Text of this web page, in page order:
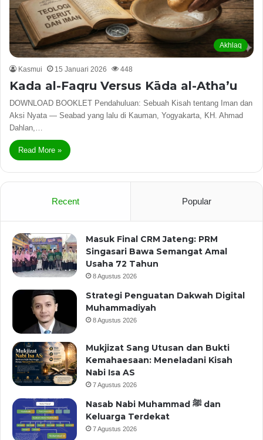
Akhlaq
Kasmui 15 Januari 2026 448
Kada al-Faqru Versus Kāda al-Atha’u
DOWNLOAD BOOKLET Pendahuluan: Sebuah Kisah tentang Iman dan
Aksi Nyata — Seabad yang lalu di Kauman, Yogyakarta, KH. Ahmad
Dahlan,…
Read More »
Recent Popular
Masuk Final CRM Jateng: PRM
Singasari Bawa Semangat Amal
Usaha 72 Tahun
8 Agustus 2026
Strategi Penguatan Dakwah Digital
Muhammadiyah
8 Agustus 2026
Mukjizat Sang Utusan dan Bukti
Kemahaesaan: Meneladani Kisah
Nabi Isa AS
7 Agustus 2026
Nasab Nabi Muhammad ﷺ dan
Keluarga Terdekat
7 Agustus 2026